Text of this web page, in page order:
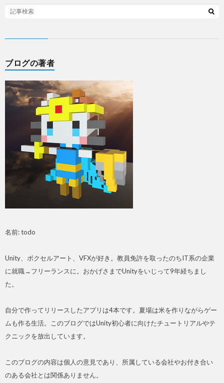
ブログの著者
名前: todo
Unity、ボクセルアート、VFXが好き。教員免許を取ったのちIT系の企業
に就職→フリーランスに。おかげさまでUnityをいじって9年経ちまし
た。
自分で作ってリリースしたアプリは4本です。夏場は米を作りながらゲー
ムも作る生活。このブログではUnity初心者に向けたチュートリアルやテ
クニックを放出しています。
このブログの内容は個人の意見であり、所属している会社やお付き合い
のある会社とは関係ありません。